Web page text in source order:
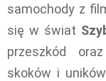
samochody z
się w świat
przeszkód
skoków i